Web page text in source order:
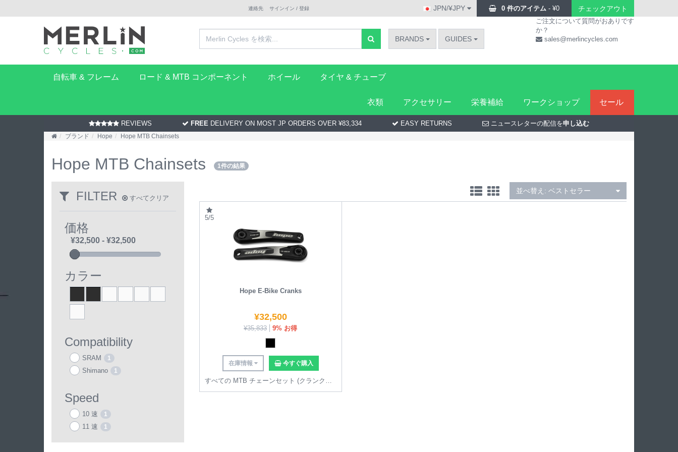
連絡先 サインイン / 登録 0 件のアイテム - ¥0 チェックアウト
JPN/¥JPY
BRANDS GUIDES
ご注文について質問がおありです
か？
sales@merlincycles.com
自転車 & フレーム ロード & MTB コンポーネント ホイール タイヤ & チューブ
衣類 アクセサリー 栄養補給 ワークショップ セール
REVIEWS FREE DELIVERY ON MOST JP ORDERS OVER ¥83,334 EASY RETURNS ニュースレターの配信を申し込む
ブランド Hope Hope MTB Chainsets
Hope MTB Chainsets 1件の結果
FILTER すべてクリア
価格
カラー
Compatibility
SRAM 1
Shimano 1
Speed
10 速 1
11 速 1
並べ替え: ベストセラー
5/5
Hope E-Bike Cranks
¥32,500
¥35,833 9% お得
在庫情報 今すぐ購入
すべての MTB チェーンセット (クランクセット) を見る